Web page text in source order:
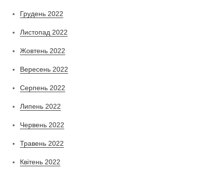
Грудень 2022
Листопад 2022
Жовтень 2022
Вересень 2022
Серпень 2022
Липень 2022
Червень 2022
Травень 2022
Квітень 2022